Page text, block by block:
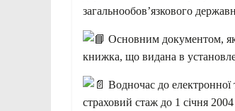
загальнообов’язкового
Основним документом,
книжка, що видана в
Водночас до
страховий стаж до 1 січня